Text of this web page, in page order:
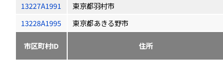
13227A1991
東京都羽村市
13228A1995
東京都あきる野市
市区町村ID 住所